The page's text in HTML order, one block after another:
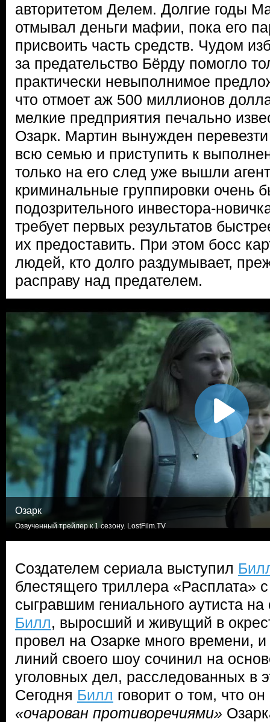
авторитетом Делем. Долгие годы
отмывал деньги мафии, пока его
присвоить часть средств. Чудом
за предательство Бёрду помогло
практически невыполнимое
что отмоет аж 500 миллионов
мелкие предприятия печально
Озарк. Мартин вынужден
всю семью и приступить к
только на его след уже вышли
криминальные группировки очень
подозрительного инвестора-
требует первых результатов
их предоставить. При этом босс
людей, кто долго раздумывает,
расправу над предателем.
Озарк
Озвученный трейлер к 1 сезону. LostFilm.TV
Создателем сериала выступил
блестящего триллера
сыгравшим гениального аутиста
Билл, выросший и живущий в
провел на Озарке много времени,
линий своего шоу сочинил на
уголовных дел, расследованных в
Сегодня Билл говорит о том, что
«очарован противоречиями»